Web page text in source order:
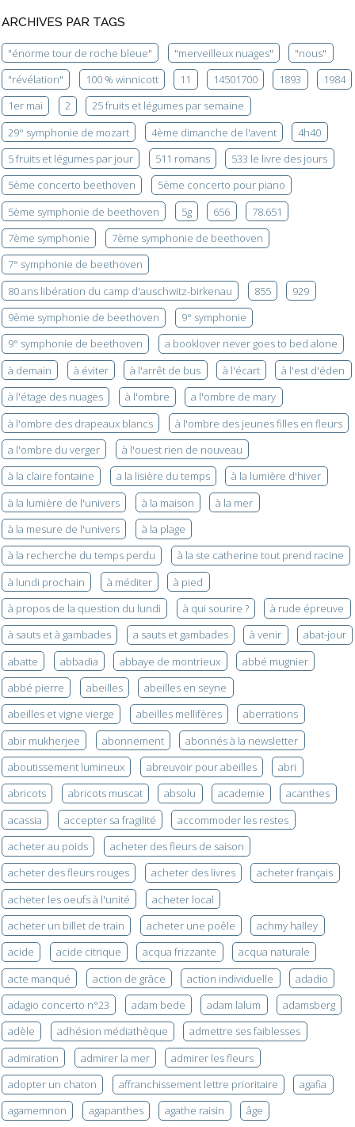
ARCHIVES PAR TAGS
"énorme tour de roche bleue" "merveilleux nuages"
"nous"
"révélation"
100 % winnicott 11 14501700 1893
1984
1er mai
2
25 fruits et légumes par semaine
29° symphonie de mozart
4ème dimanche de l'avent
4h40
5 fruits et légumes par jour
511 romans
533 le livre des jours
5ème concerto beethoven
5ème concerto pour piano
5ème symphonie de beethoven
5g 656
78.651
7ème symphonie
7ème symphonie de beethoven
7° symphonie de beethoven
80 ans libération du camp d'auschwitz-birkenau
855
929
9ème symphonie de beethoven
9° symphonie
9° symphonie de beethoven
a booklover never goes to bed alone
à demain
à éviter à l'arrêt de bus à l'écart
à l'est d'éden
à l'étage des nuages
à l'ombre
a l'ombre de mary
à l'ombre des drapeaux blancs
à l'ombre des jeunes filles en fleurs
a l'ombre du verger
à l'ouest rien de nouveau
à la claire fontaine
a la lisière du temps
à la lumière d'hiver
à la lumière de l'univers
à la maison
à la mer
à la mesure de l'univers
à la plage
à la recherche du temps perdu
à la ste catherine tout prend racine
à lundi prochain
à méditer
à pied
à propos de la question du lundi
à qui sourire ?
à rude épreuve
à sauts et à gambades
a sauts et gambades à venir
abat-jour
abatte
abbadia abbaye de montrieux
abbé mugnier
abbé pierre
abeilles
abeilles en seyne
abeilles et vigne vierge
abeilles mellifères
aberrations
abir mukherjee
abonnement
abonnés à la newsletter
aboutissement lumineux
abreuvoir pour abeilles
abri
abricots
abricots muscat absolu academie
acanthes
acassia
accepter sa fragilité
accommoder les restes
acheter au poids
acheter des fleurs de saison
acheter des fleurs rouges
acheter des livres
acheter français
acheter les oeufs à l'unité
acheter local
acheter un billet de train
acheter une poêle
achmy halley
acide
acide citrique acqua frizzante
acqua naturale
acte manqué
action de grâce action individuelle
adadio
adagio concerto n°23
adam bede adam lalum
adamsberg
adèle
adhésion médiathèque
admettre ses faiblesses
admiration
admirer la mer
admirer les fleurs
adopter un chaton
affranchissement lettre prioritaire
agafia
agamemnon
agapanthes agathe raisin âge